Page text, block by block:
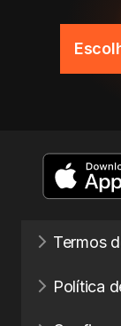
Termos
Política